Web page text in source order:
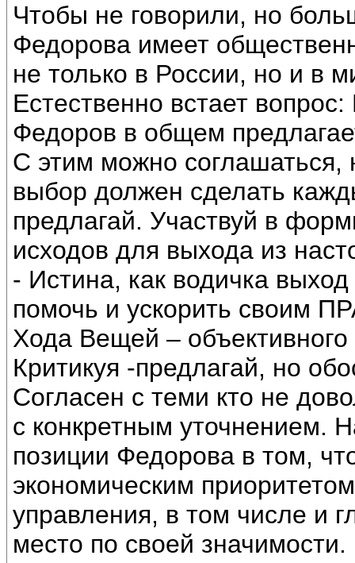
Чтобы не говорили, но
Федорова имеет
не только в России, но и в
Естественно встает
Федоров в общем
С этим можно соглашаться,
выбор должен сделать
предлагай. Участвуй в
исходов для выхода из
- Истина, как водичка
помочь и ускорить своим
Хода Вещей –
Критикуя -предлагай, но
Согласен с теми кто не
с конкретным уточнением.
позиции Федорова в том,
экономическим
управления, в том числе и
место по своей